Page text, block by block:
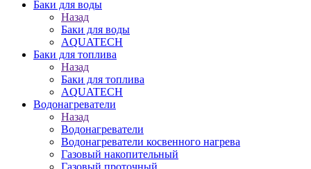
Баки для воды
Назад
Баки для воды
AQUATECH
Баки для топлива
Назад
Баки для топлива
AQUATECH
Водонагреватели
Назад
Водонагреватели
Водонагреватели косвенного нагрева
Газовый накопительный
Газовый проточный